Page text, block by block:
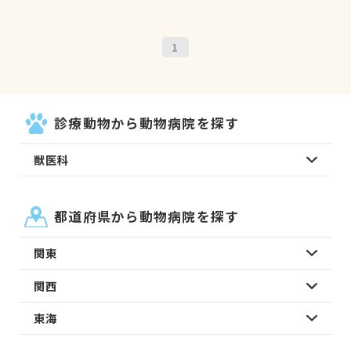
1
診療動物から動物病院を探す
獣医科
都道府県から動物病院を探す
関東
関西
東海